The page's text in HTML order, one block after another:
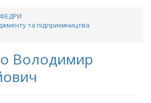
та підприємництва
Володимир